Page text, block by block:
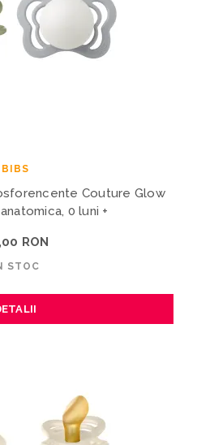
BIBS
Couture Glow
0 luni +
RON
STOC